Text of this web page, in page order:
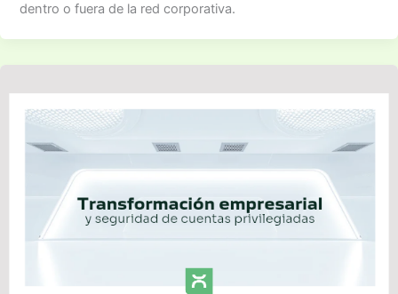
dentro o fuera de la red corporativa.